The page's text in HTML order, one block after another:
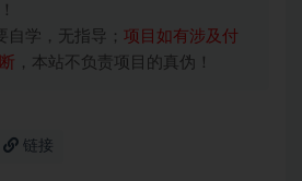
学，无指导； 项目如有涉及付
，本站不负责项目的真伪！
链接